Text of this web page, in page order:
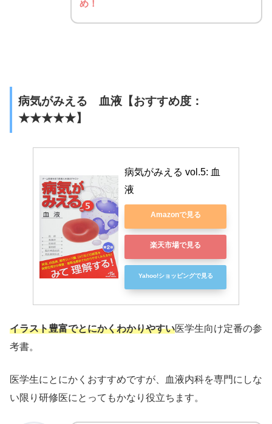
め！
病気がみえる 血液【おすすめ度：
★★★★★】
病気がみえる vol.5: 血
液
Amazonで見る
楽天市場で見る
Yahoo!ショッピングで見る
イラスト豊富でとにかくわかりやすい医学生向け定番の参
考書。
医学生にとにかくおすすめですが、血液内科を専門にしな
い限り研修医にとってもかなり役立ちます。